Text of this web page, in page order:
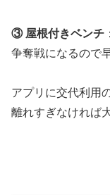
③ 屋根付きベンチ
争奪戦になるので
アプリに交代利用
離れすぎなければ